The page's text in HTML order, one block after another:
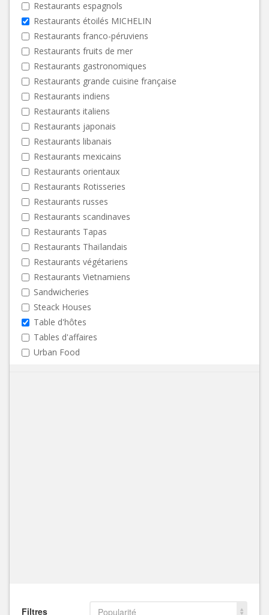
Restaurants espagnols
Restaurants étoilés MICHELIN
Restaurants franco-péruviens
Restaurants fruits de mer
Restaurants gastronomiques
Restaurants grande cuisine française
Restaurants indiens
Restaurants italiens
Restaurants japonais
Restaurants libanais
Restaurants mexicains
Restaurants orientaux
Restaurants Rotisseries
Restaurants russes
Restaurants scandinaves
Restaurants Tapas
Restaurants Thaïlandais
Restaurants végétariens
Restaurants Vietnamiens
Sandwicheries
Steack Houses
Table d'hôtes
Tables d'affaires
Urban Food
Filtres
Popularité